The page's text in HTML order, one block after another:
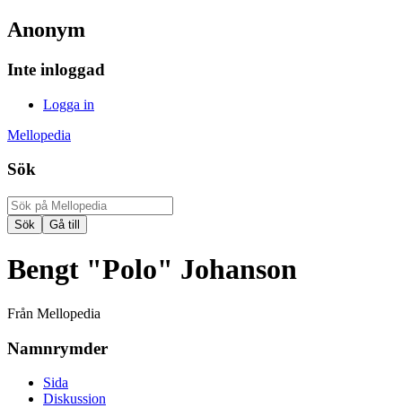
Anonym
Inte inloggad
Logga in
Mellopedia
Sök
Bengt "Polo" Johanson
Från Mellopedia
Namnrymder
Sida
Diskussion